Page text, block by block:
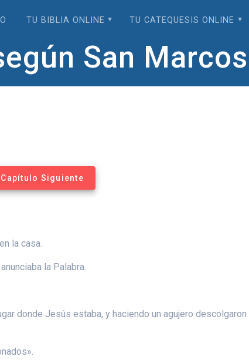
TU BIBLIA ONLINE TU CATEQUESIS ONLINE
San Marcos
Capítulo Siguiente
la casa.
la Palabra.
donde Jesús estaba, y haciendo un agujero